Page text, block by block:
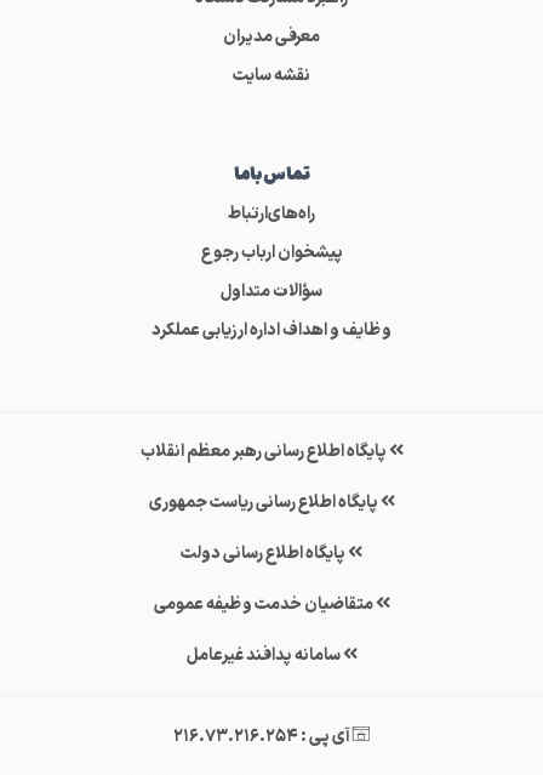
معرفی مدیران
نقشه سایت
تماس‌باما
راه‌های‌ارتباط
پیشخوان ارباب رجوع
سؤالات متداول
وظایف و اهداف اداره ارزیابی عملکرد
پایگاه اطلاع رسانی رهبر معظم انقلاب
پایگاه اطلاع رسانی ریاست جمهوری
پایگاه اطلاع رسانی دولت
متقاضیان خدمت وظیفه عمومی
سامانه پدافند غیرعامل
آی پی : 216.73.216.254